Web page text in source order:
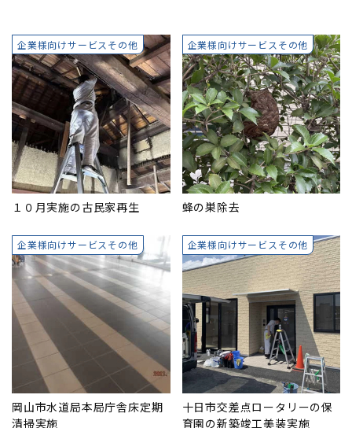
企業様向けサービスその他
１０月実施の古民家再生
企業様向けサービスその他
蜂の巣除去
企業様向けサービスその他
岡山市水道局本局庁舎床定期
清掃実施
企業様向けサービスその他
十日市交差点ロータリーの保
育園の新築竣工美装実施